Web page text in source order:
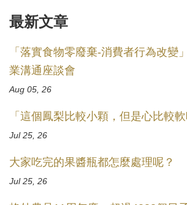
最新文章
「落實食物零廢棄-消費者行為改變
業溝通座談會
Aug 05, 26
「這個鳳梨比較小顆，但是心比較軟
Jul 25, 26
大家吃完的果醬瓶都怎麼處理呢？
Jul 25, 26